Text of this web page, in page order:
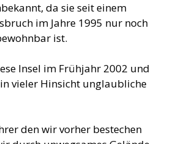
da sie seit einem
im Jahre 1995 nur noch
ist.
Insel im Frühjahr 2002 und
vieler Hinsicht unglaubliche
den wir vorher bestechen